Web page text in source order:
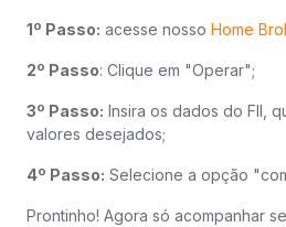
1º Passo: acesse nosso Home
2º Passo: Clique em "Operar";
3º Passo: Insira os dados do FII,
valores desejados;
4º Passo: Selecione a opção
Prontinho! Agora só acompanhar